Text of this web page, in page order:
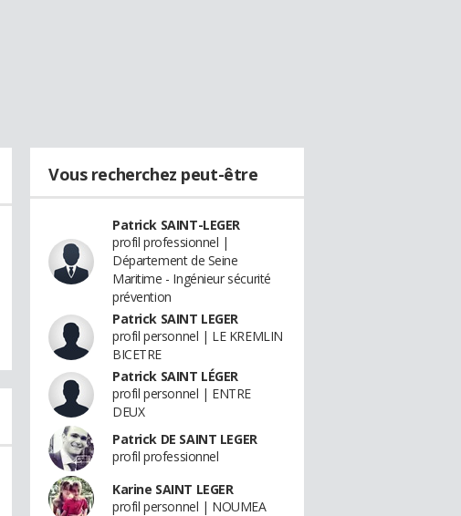
Vous recherchez peut-être
Patrick SAINT-LEGER
profil professionnel |
Département de Seine
Maritime - Ingénieur sécurité
prévention
Patrick SAINT LEGER
profil personnel | LE KREMLIN
BICETRE
Patrick SAINT LÉGER
profil personnel | ENTRE
DEUX
Patrick DE SAINT LEGER
profil professionnel
Karine SAINT LEGER
profil personnel | NOUMEA